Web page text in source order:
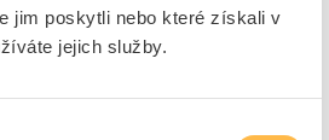
jim poskytli nebo které získali v
jejich služby.
Ostatní, jiné
Bez